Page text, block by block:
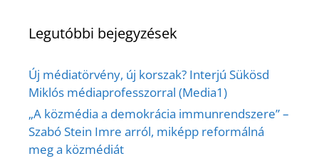
Legutóbbi bejegyzések
Új médiatörvény, új korszak? Interjú Sükösd
Miklós médiaprofesszorral (Media1)
„A közmédia a demokrácia immunrendszere” –
Szabó Stein Imre arról, miképp reformálná
meg a közmédiát